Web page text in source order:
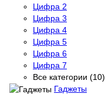
Цифра 2
Цифра 3
Цифра 4
Цифра 5
Цифра 6
Цифра 7
Все категории (10)
Гаджеты